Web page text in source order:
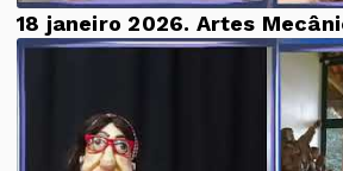
18 janeiro 2026. Artes